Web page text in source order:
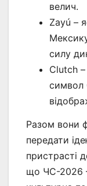
велич.
Zayú –
силу
Clutch
символ
Разом вони
передати
пристрасті
що ЧС-2026